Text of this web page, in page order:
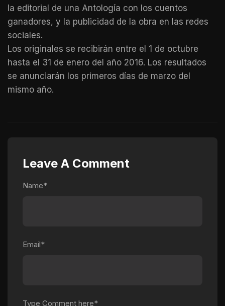
la editorial de una Antología con los cuentos
ganadores, y la publicidad de la obra en las redes
sociales.
Los originales se recibirán entre el 1 de octubre
hasta el 31 de enero del año 2016. Los resultados
se anunciarán los primeros días de marzo del
mismo año.
Leave A Comment
Name*
Email*
Type Comment here*